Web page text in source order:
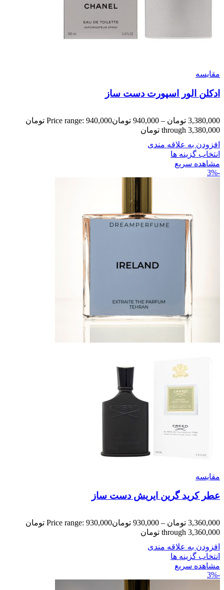
مقایسه
ادکلن الور اسپورت دست ساز
3,380,000 تومان –
940,000 تومان
Price range: 940,000 تومان
through 3,380,000 تومان
افزودن به علاقه مندی
انتخاب گزینه ها
مشاهده سریع
-3%
مقایسه
عطر کرید گرین ایریش دست ساز
3,360,000 تومان –
930,000 تومان
Price range: 930,000 تومان
through 3,360,000 تومان
افزودن به علاقه مندی
انتخاب گزینه ها
مشاهده سریع
-3%